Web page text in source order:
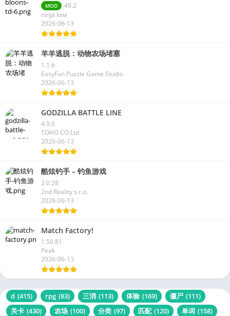
MOD
49.2
ninja kiwi
2026-06-13
羊羊逃脱：动物农场堵塞
1.1.6
EasyFun Puzzle Game Studio
2026-06-13
GODZILLA BATTLE LINE
4.9.0
TOHO CO.Ltd
2026-06-13
酷炫钓手 – 钓鱼游戏
2.0.28
2nd Reality s.r.o.
2026-06-13
Match Factory!
1.50.81
Peak
2026-06-13
d (415) rpg (83) 三消 (113) 体验 (169) 僵尸 (111)
关卡 (430) 农场 (100) 分类 (97) 匹配 (120) 单词 (158)